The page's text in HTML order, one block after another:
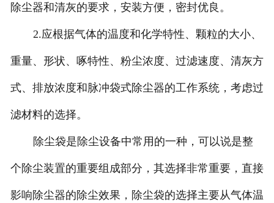
除尘器和清灰的要求，安装方便，密封优良。
2.应根据气体的温度和化学特性、颗粒的大小、
重量、形状、啄特性、粉尘浓度、过滤速度、清灰方
式、排放浓度和脉冲袋式除尘器的工作系统，考虑过
滤材料的选择。
除尘袋是除尘设备中常用的一种，可以说是整
个除尘装置的重要组成部分，其选择非常重要，直接
影响除尘器的除尘效果，除尘袋的选择主要从气体温